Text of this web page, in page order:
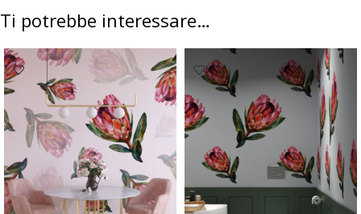
Ti potrebbe interessare…